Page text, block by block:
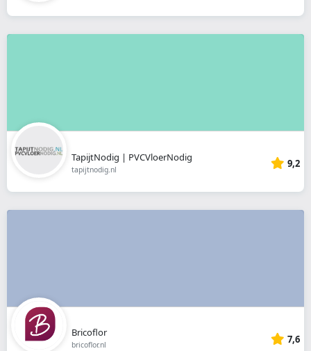
TapijtNodig | PVCVloerNodig
tapijtnodig.nl 9,2
Bricoflor
bricoflor.nl 7,6